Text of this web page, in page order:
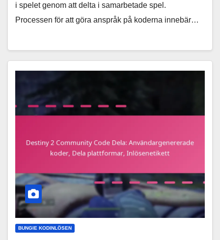
i spelet genom att delta i samarbetade spel.
Processen för att göra anspråk på koderna innebär…
BUNGIE KODINLÖSEN